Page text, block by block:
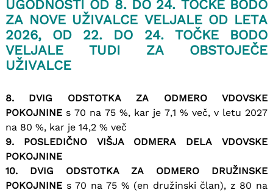
UGODNOSTI OD 8. DO 24. TOČKE BODO
ZA NOVE UŽIVALCE VELJALE OD LETA
2026, OD 22. DO 24. TOČKE BODO
VELJALE TUDI ZA OBSTOJEČE
UŽIVALCE
8. DVIG ODSTOTKA ZA ODMERO VDOVSKE
POKOJNINEs 70 na 75 %, kar je 7,1 % več, v letu 2027
na 80 %, kar je 14,2 % več
9. POSLEDIČNO VIŠJA ODMERA DELA VDOVSKE
POKOJNINE
10. DVIG ODSTOTKA ZA ODMERO DRUŽINSKE
POKOJNINEs 70 na 75 % (en družinski član), z 80 na